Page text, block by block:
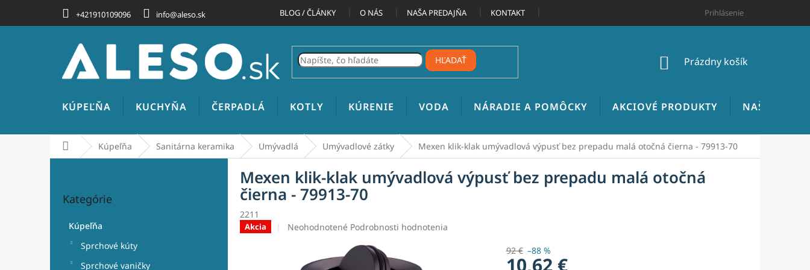
obsah
+421910109096 info@aleso.sk BLOG / ČLÁNKY O NÁS NAŠA PREDAJŇA KONTAKT CENNÍK INŠTALATÉRSKYCH PRÁC
Prihlásenie
HĽADAŤ
NÁKUPNÝ
Prázdny košík
KÚPEĽŇA KUCHYŇA ČERPADLÁ KOTLY KÚRENIE VODA NÁRADIE A POMÔCKY AKCIOVÉ PRODUKTY NAŠE
DomovKúpeľňa Sanitárna keramika Umývadlá Umývadlové zátky Mexen klik-klak umývadlová výpusť bez prepadu malá otočná čierna - 79913-70
kategórie
Kategórie
Kúpeľňa
Sprchové kúty
Sprchové vaničky
Mexen klik-klak umývadlová výpusť bez prepadu malá otočná
čierna - 79913-70
2211
Akcia
Priemerné
Neohodnotené Podrobnosti hodnotenia
92 € –88 %